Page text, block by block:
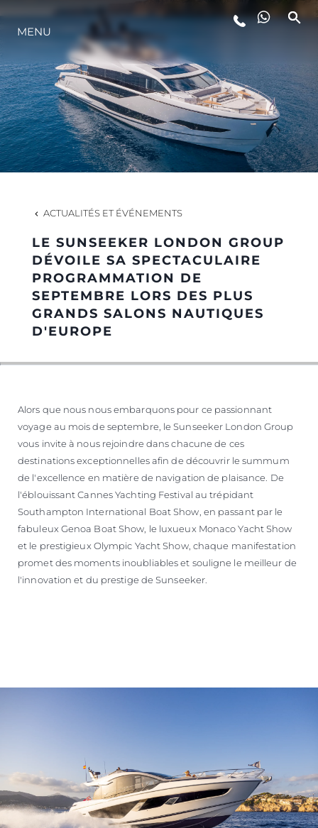
STYLE DE VIE
L'INNOVATION
LA SOCIÉTÉ
NOTRE ÉQUIPE
NOTRE HÉRITAGE
ESTIMEZ VOTRE BATEAU
MENU
ACTUALITÉS ET ÉVÉNEMENTS
LE SUNSEEKER LONDON GROUP
DÉVOILE SA SPECTACULAIRE
PROGRAMMATION DE
SEPTEMBRE LORS DES PLUS
GRANDS SALONS NAUTIQUES
D'EUROPE
Alors que nous nous embarquons pour ce passionnant
voyage au mois de septembre, le Sunseeker London Group
vous invite à nous rejoindre dans chacune de ces
destinations exceptionnelles afin de découvrir le summum
de l'excellence en matière de navigation de plaisance. De
l'éblouissant Cannes Yachting Festival au trépidant
Southampton International Boat Show, en passant par le
fabuleux Genoa Boat Show, le luxueux Monaco Yacht Show
et le prestigieux Olympic Yacht Show, chaque manifestation
promet des moments inoubliables et souligne le meilleur de
l'innovation et du prestige de Sunseeker.